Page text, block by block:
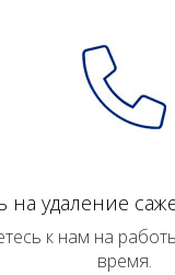
на удаление
к нам на
время.